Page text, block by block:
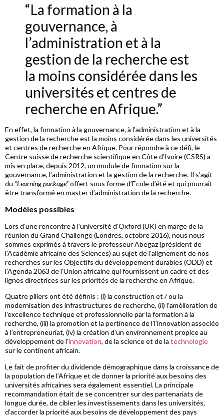
“La formation à la
gouvernance, à
l’administration et à la
gestion de la recherche est
la moins considérée dans les
universités et centres de
recherche en Afrique.”
En effet, la formation à la gouvernance, à l’administration et à la
gestion de la recherche est la moins considérée dans les universités
et centres de recherche en Afrique. Pour répondre à ce défi, le
Centre suisse de recherche scientifique en Côte d’Ivoire (CSRS) a
mis en place, depuis 2012, un module de formation sur la
gouvernance, l’administration et la gestion de la recherche. Il s’agit
du “Learning package”offert sous forme d’Ecole d’été et qui pourrait
être transformé en master d’administration de la recherche.
Modèles possibles
Lors d’une rencontre à l’université d’Oxford (UK) en marge de la
réunion du Grand Challenge (Londres, octobre 2016), nous nous
sommes exprimés à travers le professeur Abegaz (président de
l’Académie africaine des Sciences) au sujet de l’alignement de nos
recherches sur les Objectifs du développement durables (ODD) et
l’Agenda 2063 de l’Union africaine qui fournissent un cadre et des
lignes directrices sur les priorités de la recherche en Afrique.
Quatre piliers ont été définis : (i) la construction et / ou la
modernisation des infrastructures de recherche, (ii) l’amélioration de
l’excellence technique et professionnelle par la formation à la
recherche, (iii) la promotion et la pertinence de l’l’innovation associée
à l’entrepreneuriat, (iv) la création d’un environnement propice au
développement de l’innovation, de la science et de la technologie
sur le continent africain.
Le fait de profiter du dividende démographique dans la croissance de
la population de l’Afrique et de donner la priorité aux besoins des
universités africaines sera également essentiel. La principale
recommandation était de se concentrer sur des partenariats de
longue durée, de cibler les investissements dans les universités,
d’accorder la priorité aux besoins de développement des pays